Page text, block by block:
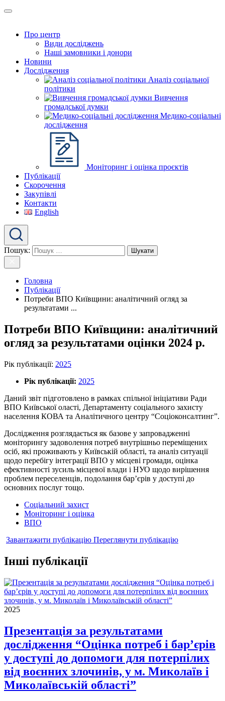
Про центр
Види досліджень
Наші замовники і донори
Новини
Дослідження
Аналіз соціальної
політики
Вивчення
громадської думки
Медико-соціальні
дослідження
Моніторинг і оцінка проєктів
Публікації
Скорочення
Закупівлі
Контакти
English
Пошук:
Головна
Публікації
Потреби ВПО Київщини: аналітичний огляд за
результатами ...
Потреби ВПО Київщини: аналітичний
огляд за результатами оцінки 2024 р.
Рік публікації: 2025
Рік публікації: 2025
Даний звіт підготовлено в рамках спільної ініціативи Ради
ВПО Київської оласті, Департаменту соціального захисту
населення КОВА та Аналітичного центру “Соціоконсалтинг”.
Дослідження розглядається як базове у запровадженні
моніторингу задоволення потреб внутрішньо переміщених
осіб, які проживають у Київській області, та аналіз ситуації
щодо перебігу інтеграції ВПО у місцеві громади, оцінка
ефективності зусиль місцевої влади і НУО щодо вирішення
проблем переселенців, подолання бар’єрів у доступі до
основних послуг тощо.
Соціальний захист
Моніторинг і оцінка
ВПО
Завантажити публікацію Переглянути публікацію
Інші публікації
2025
Презентація за результатами
дослідження “Оцінка потреб і бар’єрів
у доступі до допомоги для потерпілих
від воєнних злочинів, у м. Миколаїв і
Миколаївській області”